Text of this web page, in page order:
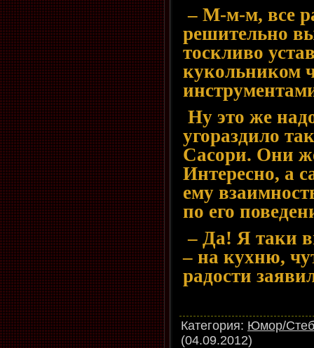
– М-м-м, все
решительно
тоскливо
кукольником
Ну это же
угораздило
Сасори. Они
Интересно, а
ему
по его
– Да! Я таки
– на кухню,
радости
Категория: Юмор/Стеб
(04.09.2012)